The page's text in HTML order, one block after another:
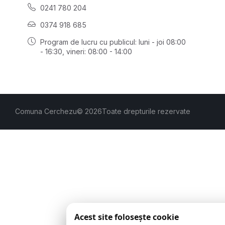
0241 780 204
0374 918 685
Program de lucru cu publicul: luni - joi 08:00
- 16:30 , vineri: 08:00 - 14:00
Comuna Cerchezu© 2026Toate drepturile rezervate
Acest site folosește cookie